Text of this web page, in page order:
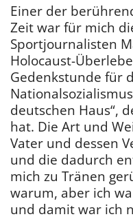
Einer der
Zeit war für mich
Sportjournalisten
Holocaust-
Gedenkstunde für
deutschen Haus“,
hat. Die Art und
Vater und dessen
und die dadurch
mich zu Tränen
warum, aber ich
und damit war ich